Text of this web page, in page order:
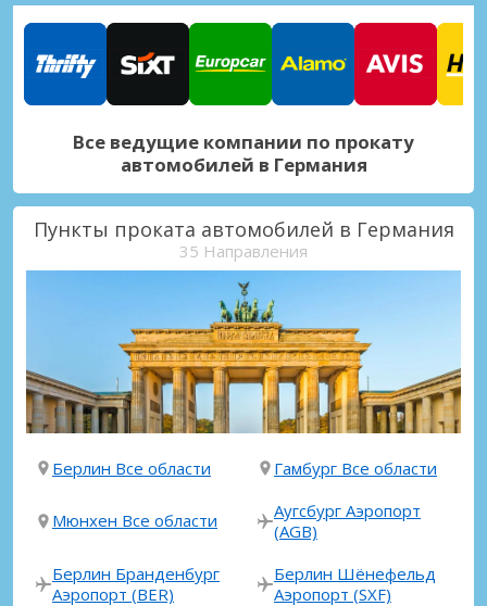
Все ведущие компании по прокату
автомобилей в Германия
Пункты проката автомобилей в Германия
35 Направления
Берлин Все области Гамбург Все области
Мюнхен Все области
Аугсбург Аэропорт
(AGB)
Берлин Бранденбург
Аэропорт (BER)
Берлин Шёнефельд
Аэропорт (SXF)